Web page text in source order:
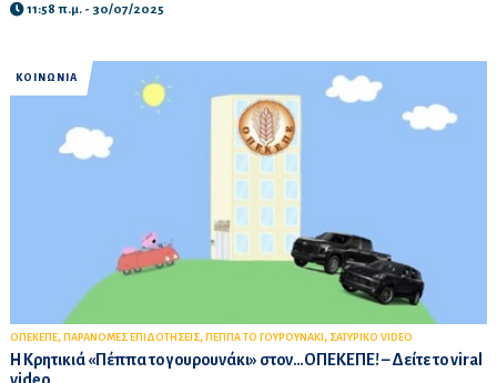
11:58 π.μ. - 30/07/2025
ΚΟΙΝΩΝΙΑ
ΟΠΕΚΕΠΕ, ΠΑΡΑΝΟΜΕΣ ΕΠΙΔΟΤΗΣΕΙΣ, ΠΕΠΠΑ ΤΟ ΓΟΥΡΟΥΝΑΚΙ , ΣΑΤΥΡΙΚΟ VIDEO
Η Κρητικιά «Πέππα το γουρουνάκι» στον…ΟΠΕΚΕΠΕ! – Δείτε το viral